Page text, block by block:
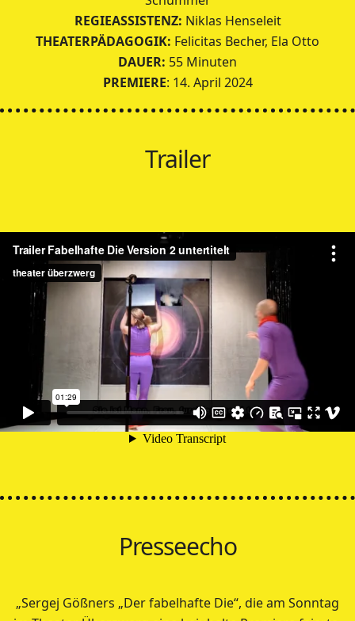
REGIEASSISTENZ: Niklas Henseleit
THEATERPÄDAGOGIK: Felicitas Becher, Ela Otto
DAUER: 55 Minuten
PREMIERE: 14. April 2024
Trailer
Presseecho
„Sergej Gößners „Der fabelhafte Die“, die am Sonntag